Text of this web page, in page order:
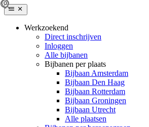
Werkzoekend
Direct inschrijven
Inloggen
Alle bijbanen
Bijbanen per plaats
Bijbaan Amsterdam
Bijbaan Den Haag
Bijbaan Rotterdam
Bijbaan Groningen
Bijbaan Utrecht
Alle plaatsen